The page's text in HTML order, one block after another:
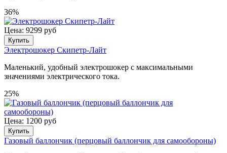
36%
Цена: 9299 руб
Купить
Электрошокер Скипетр-Лайт
Маленький, удобный электрошокер с максимальными
значениями электрического тока.
25%
Цена: 1200 руб
Купить
Газовый баллончик (перцовый баллончик для самообороны)